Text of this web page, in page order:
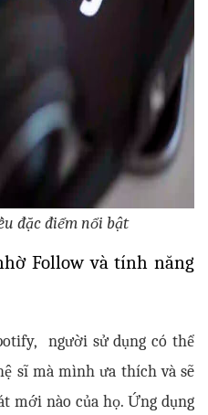
đặc điểm nổi bật
Follow và tính năng
người sử dụng có thể
sĩ mà mình ưa thích và sẽ
mới nào của họ. Ứng dụng